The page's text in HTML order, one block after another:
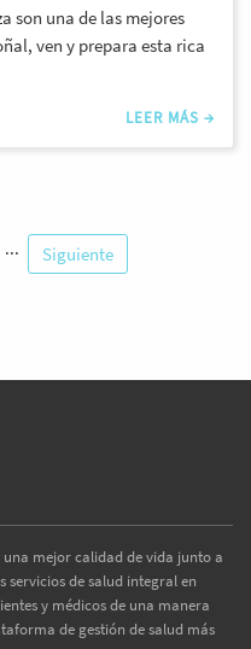
son una de las mejores
ven y prepara esta rica
LEER MÁS →
... Siguiente
mejor calidad de vida junto a
servicios de salud integral en
y médicos de una manera
de gestión de salud más